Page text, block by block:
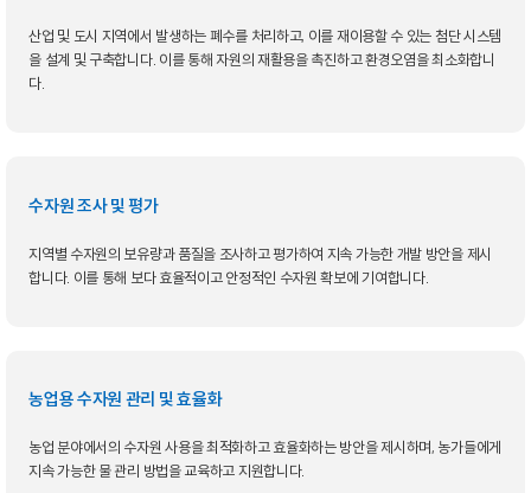
산업 및 도시 지역에서 발생하는 폐수를 처리하고, 이를 재이용할 수 있는 첨단 시스템
을 설계 및 구축합니다. 이를 통해 자원의 재활용을 촉진하고 환경오염을 최소화합니
다.
수자원 조사 및 평가
지역별 수자원의 보유량과 품질을 조사하고 평가하여 지속 가능한 개발 방안을 제시
합니다. 이를 통해 보다 효율적이고 안정적인 수자원 확보에 기여합니다.
농업용 수자원 관리 및 효율화
농업 분야에서의 수자원 사용을 최적화하고 효율화하는 방안을 제시하며, 농가들에게
지속 가능한 물 관리 방법을 교육하고 지원합니다.